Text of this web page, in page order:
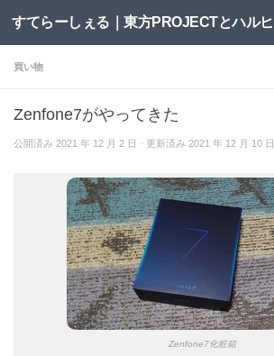
コンテンツへスキップ
買い物
Zenfone7がやってきた
公開済み 2021 年 12 月 2 日 · 更新済み 2021 年 12 月 10 日
Zenfone7化粧箱